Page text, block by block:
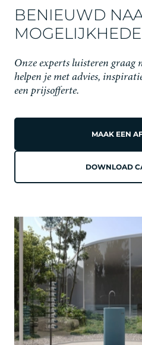
met een zachte doek.
Leer meer
BENIEUWD
Onze experts luisteren graag
helpen je met advies,
een prijsofferte.
MAAK EEN
DOWNLOAD